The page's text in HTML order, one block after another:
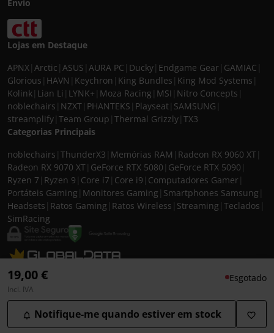
19,00 € Esgotado
Incl. IVA
Notifique-me quando estiver em stock
Envio
Lojas em Destaque
APNX Arctic ASUS AURA PC Ducky Endgame Gear GAMIAC
Glorious HAVN Keychron King Bundles King Mod Systems
Kolink Lian Li LYNK+ Moza Racing MSI Nitro Concepts
noblechairs NZXT PHANTEKS Playseat SAMSUNG
streamplify Team Group Thermal Grizzly TX3
Categorias Principais
noblechairs ThunderX3 Memórias RAM Radeon RX 9060 XT
Radeon RX 9070 XT GeForce RTX 5080 GeForce RTX 5090
Ryzen 7 Ryzen 9 Core i7 Core i9 Computadores Gamer
Portáteis Gaming Monitores Gaming Smartphones Samsung
Headsets Ratos Gaming Ratos Wireless Streaming Teclados
SimRacing
© 2026 CASEKING IBERIA. TODOS OS DIREITOS RESERVADOS. IVA incluído à
taxa em vigor para todos os produtos. As fotos apresentadas podem não
corresponder às configurações descritas. Preços e especificações sujeitos a
alteração sem aviso prévio. A caseking Iberia declina qualquer
responsabilidade por eventuais erros publicados no site.